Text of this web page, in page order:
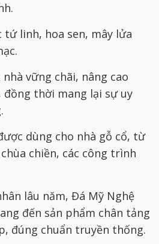
tứ linh, hoa sen, mây lửa
vững chãi, nâng cao
thời mang lại sự uy
dùng cho nhà gỗ cổ, từ
chiền, các công trình
lâu năm, Đá Mỹ Nghệ
đến sản phẩm chân tảng
đúng chuẩn truyền thống.